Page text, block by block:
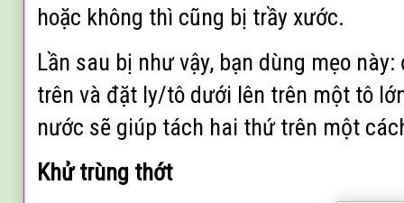
hoặc không thì cũng bị trầy xước.
Lần sau bị như vậy, bạn dùng mẹo
trên và đặt ly/tô dưới lên trên một tô
nước sẽ giúp tách hai thứ trên một
Khử trùng thớt